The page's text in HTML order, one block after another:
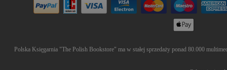
Polska Księgarnia "The Polish Bookstore" ma w stałej sprzedaży ponad 80.000